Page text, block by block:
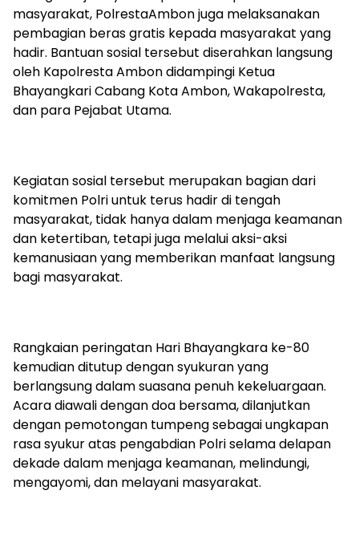
masyarakat, PolrestaAmbon juga melaksanakan
pembagian beras gratis kepada masyarakat yang
hadir. Bantuan sosial tersebut diserahkan langsung
oleh KapolrestaAmbon didampingi Ketua
BhayangkariCabang Kota Ambon,Wakapolresta,
dan para Pejabat Utama.
Kegiatan sosial tersebut merupakan bagian dari
komitmen Polri untuk terus hadir di tengah
masyarakat, tidak hanya dalam menjaga keamanan
dan ketertiban, tetapi juga melalui aksi-aksi
kemanusiaan yang memberikan manfaat langsung
bagi masyarakat.
Rangkaian peringatan Hari Bhayangkara ke-80
kemudian ditutup dengan syukuran yang
berlangsung dalam suasana penuh kekeluargaan.
Acara diawali dengan doa bersama, dilanjutkan
dengan pemotongan tumpeng sebagai ungkapan
rasa syukur atas pengabdian Polri selama delapan
dekade dalam menjaga keamanan, melindungi,
mengayomi, dan melayani masyarakat.